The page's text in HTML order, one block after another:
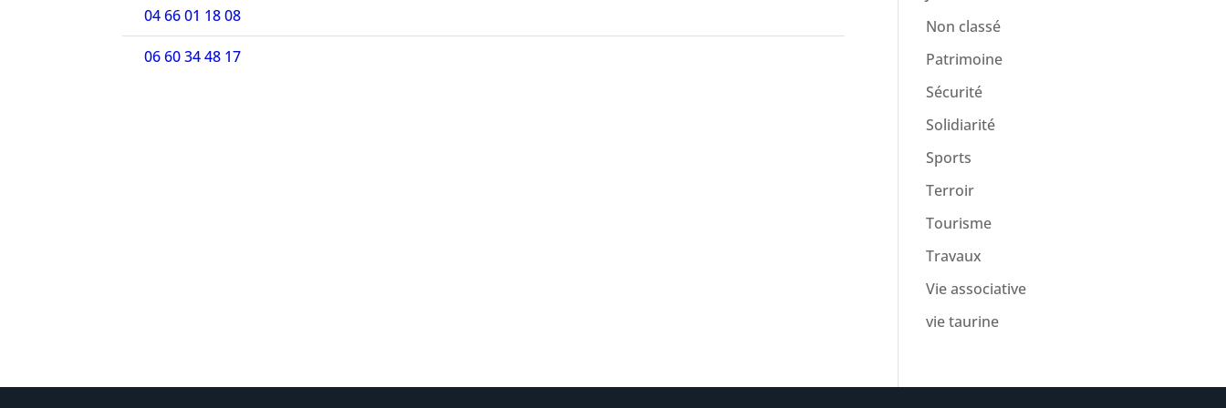
04 66 01 18 08
06 60 34 48 17
Non classé
Patrimoine
Sécurité
Solidiarité
Sports
Terroir
Tourisme
Travaux
Vie associative
vie taurine